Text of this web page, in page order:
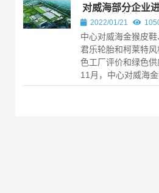
对威海部分企业
评价和供应链评价
2022/01/21
中心对威海金猴皮鞋
君乐轮胎和柯莱特
色工厂评价和绿
11月，中心对威海
电机、君乐轮胎和